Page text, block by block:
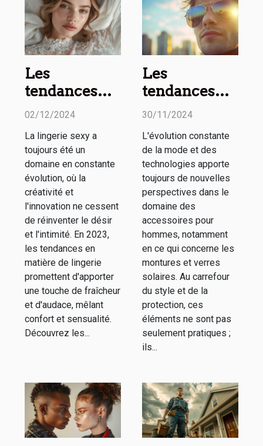
Les
tendances
2023 en
lingerie sexy :
Styles et
nouveautés
02/12/2024
La lingerie sexy a
toujours été un
domaine en constante
évolution, où la
créativité et
l'innovation ne cessent
de réinventer le désir
et l'intimité. En 2023,
les tendances en
matière de lingerie
promettent d'apporter
une touche de fraîcheur
et d'audace, mêlant
confort et sensualité.
Découvrez les...
Les
tendances
actuelles en
montures et
verres
solaires pour
hommes
30/11/2024
L'évolution constante
de la mode et des
technologies apporte
toujours de nouvelles
perspectives dans le
domaine des
accessoires pour
hommes, notamment
en ce qui concerne les
montures et verres
solaires. Au carrefour
du style et de la
protection, ces
éléments ne sont pas
seulement pratiques ;
ils...